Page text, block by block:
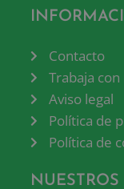
Contacto
Trabaja
Aviso legal
Política de
Política de